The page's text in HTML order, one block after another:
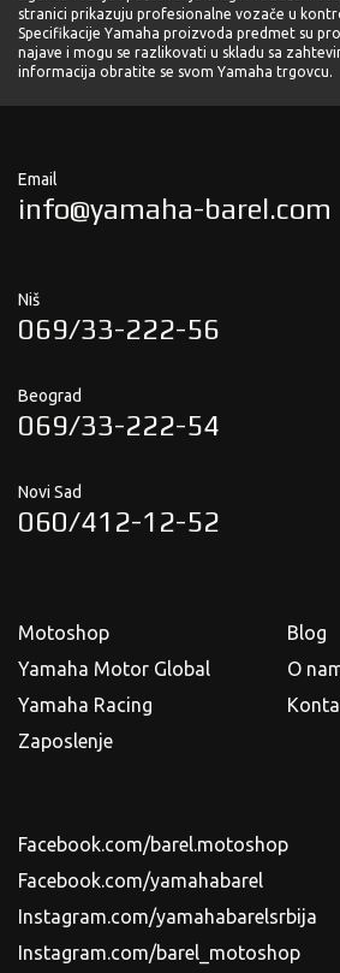
stranici prikazuju profesionalne vozače u
Specifikacije Yamaha proizvoda predmet su
najave i mogu se razlikovati u skladu sa
informacija obratite se svom Yamaha trgovcu.
Email
info@yamaha-barel.com
Niš
069/33-222-56
Beograd
069/33-222-54
Novi Sad
060/412-12-52
Motoshop
Yamaha Motor Global
Yamaha Racing
Zaposlenje
Blog
O
Facebook.com/barel.motoshop
Facebook.com/yamahabarel
Instagram.com/yamahabarelsrbija
Instagram.com/barel_motoshop